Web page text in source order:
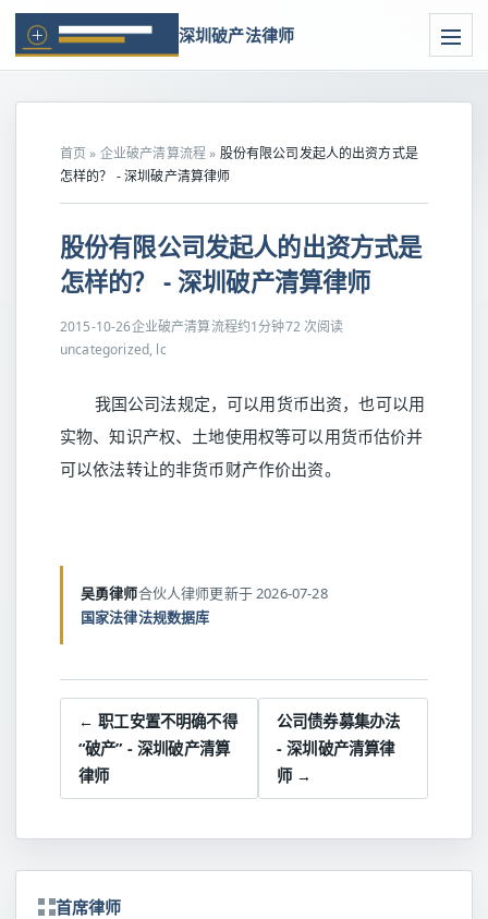
深圳破产法律师
首页 » 企业破产清算流程» 股份有限公司发起人的出资方式是
怎样的？ - 深圳破产清算律师
股份有限公司发起人的出资方式是
怎样的？ - 深圳破产清算律师
2015-10-26企业破产清算流程约1分钟72 次阅读
uncategorized, lc
我国公司法规定，可以用货币出资，也可以用
实物、知识产权、土地使用权等可以用货币估价并
可以依法转让的非货币财产作价出资。
吴勇律师合伙人律师更新于 2026-07-28
国家法律法规数据库
← 职工安置不明确不得
“破产” - 深圳破产清算
律师
公司债券募集办法
- 深圳破产清算律
师 →
首席律师